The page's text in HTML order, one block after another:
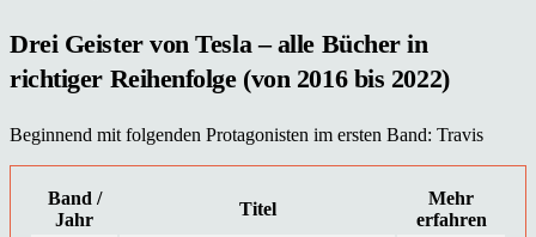
Drei Geister von Tesla – alle Bücher in
richtiger Reihenfolge (von 2016 bis 2022)
Beginnend mit folgenden Protagonisten im ersten Band: Travis
Band /
Jahr
Titel
Mehr
erfahren